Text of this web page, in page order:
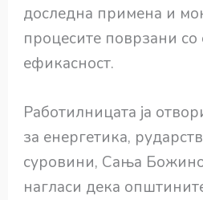
доследна примена и
процесите поврзани со
ефикасност.
Работилницата ја
за енергетика,
суровини, Сања
нагласи дека